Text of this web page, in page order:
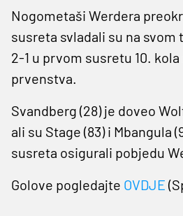
Nogometaši Werdera
susreta svladali su na svom
2-1 u prvom susretu 10.
prvenstva.
Svandberg (28) je doveo
ali su Stage (83) i Mbangula
susreta osigurali pobjedu
Golove pogledajte OVDJE